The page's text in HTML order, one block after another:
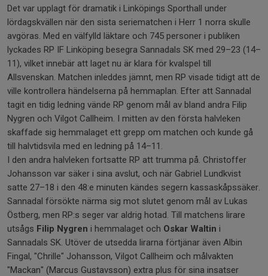
Det var upplagt för dramatik i Linköpings Sporthall under
lördagskvällen när den sista seriematchen i Herr 1 norra skulle
avgöras. Med en välfylld läktare och 745 personer i publiken
lyckades RP IF Linköping besegra Sannadals SK med 29–23 (14–
11), vilket innebär att laget nu är klara för kvalspel till
Allsvenskan. Matchen inleddes jämnt, men RP visade tidigt att de
ville kontrollera händelserna på hemmaplan. Efter att Sannadal
tagit en tidig ledning vände RP genom mål av bland andra Filip
Nygren och Vilgot Callheim. I mitten av den första halvleken
skaffade sig hemmalaget ett grepp om matchen och kunde gå
till halvtidsvila med en ledning på 14–11.
I den andra halvleken fortsatte RP att trumma på. Christoffer
Johansson var säker i sina avslut, och när Gabriel Lundkvist
satte 27–18 i den 48:e minuten kändes segern kassaskåpssäker.
Sannadal försökte närma sig mot slutet genom mål av Lukas
Östberg, men RP:s seger var aldrig hotad. Till matchens lirare
utsågs Filip Nygren i hemmalaget och Oskar Waltin i
Sannadals SK. Utöver de utsedda lirarna förtjänar även Albin
Fingal, "Chrille" Johansson, Vilgot Callheim och målvakten
"Mackan" (Marcus Gustavsson) extra plus för sina insatser